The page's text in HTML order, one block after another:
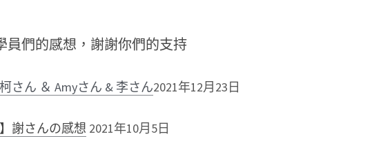
員們的感想，謝謝你們的支持
さん ＆ Amyさん & 李さん2021年12月23日
謝さんの感想 2021年10月5日